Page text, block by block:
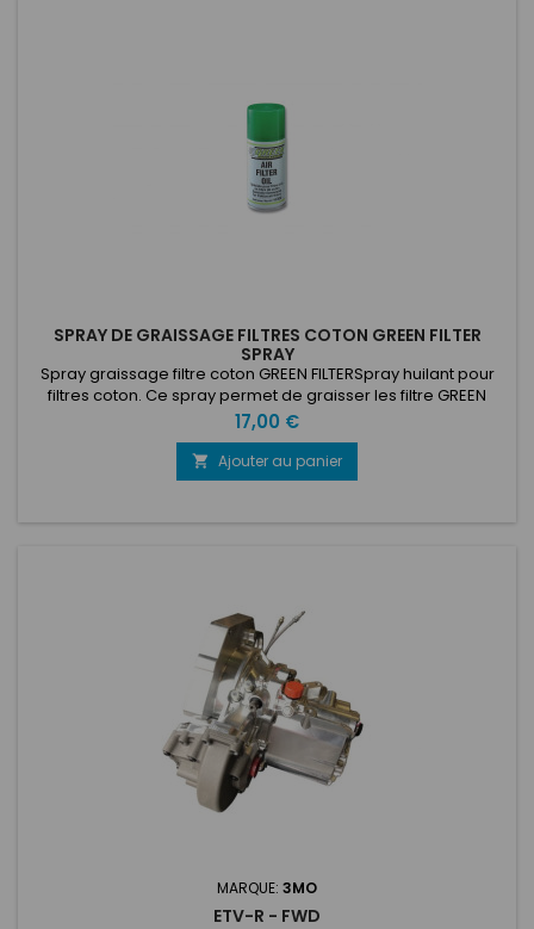
SPRAY DE GRAISSAGE FILTRES COTON GREEN FILTER
SPRAY
Spray graissage filtre coton GREEN FILTERSpray huilant pour
filtres coton. Ce spray permet de graisser les filtre GREEN
FILTER apres le lavage pour lui rendre ses propriétés comme
à neuf. ...
Prix
17,00 €
 Ajouter au panier
MARQUE: 3MO
ETV-R - FWD